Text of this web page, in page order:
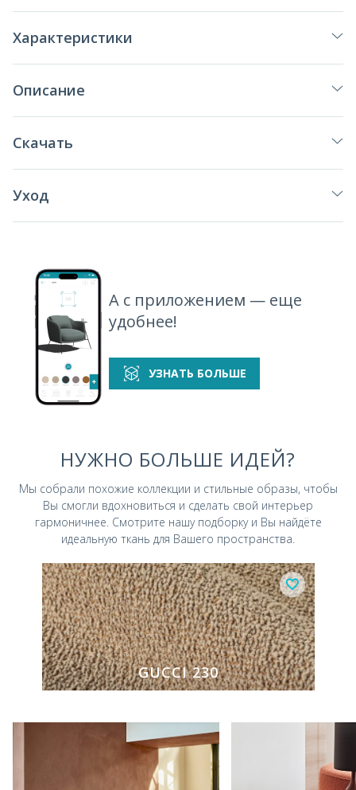
Характеристики
Описание
Скачать
Уход
А с приложением — еще
удобнее!
УЗНАТЬ БОЛЬШЕ
НУЖНО БОЛЬШЕ ИДЕЙ?
Мы собрали похожие коллекции и стильные образы, чтобы
Вы смогли вдохновиться и сделать свой интерьер
гармоничнее. Смотрите нашу подборку и Вы найдёте
идеальную ткань для Вашего пространства.
GUCCI 230